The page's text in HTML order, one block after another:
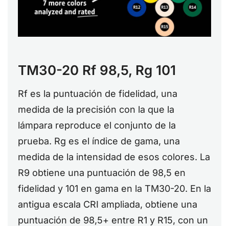
TM30-20 Rf 98,5, Rg 101
Rf es la puntuación de fidelidad, una
medida de la precisión con la que la
lámpara reproduce el conjunto de la
prueba. Rg es el índice de gama, una
medida de la intensidad de esos colores. La
R9 obtiene una puntuación de 98,5 en
fidelidad y 101 en gama en la TM30-20. En la
antigua escala CRI ampliada, obtiene una
puntuación de 98,5+ entre R1 y R15, con un